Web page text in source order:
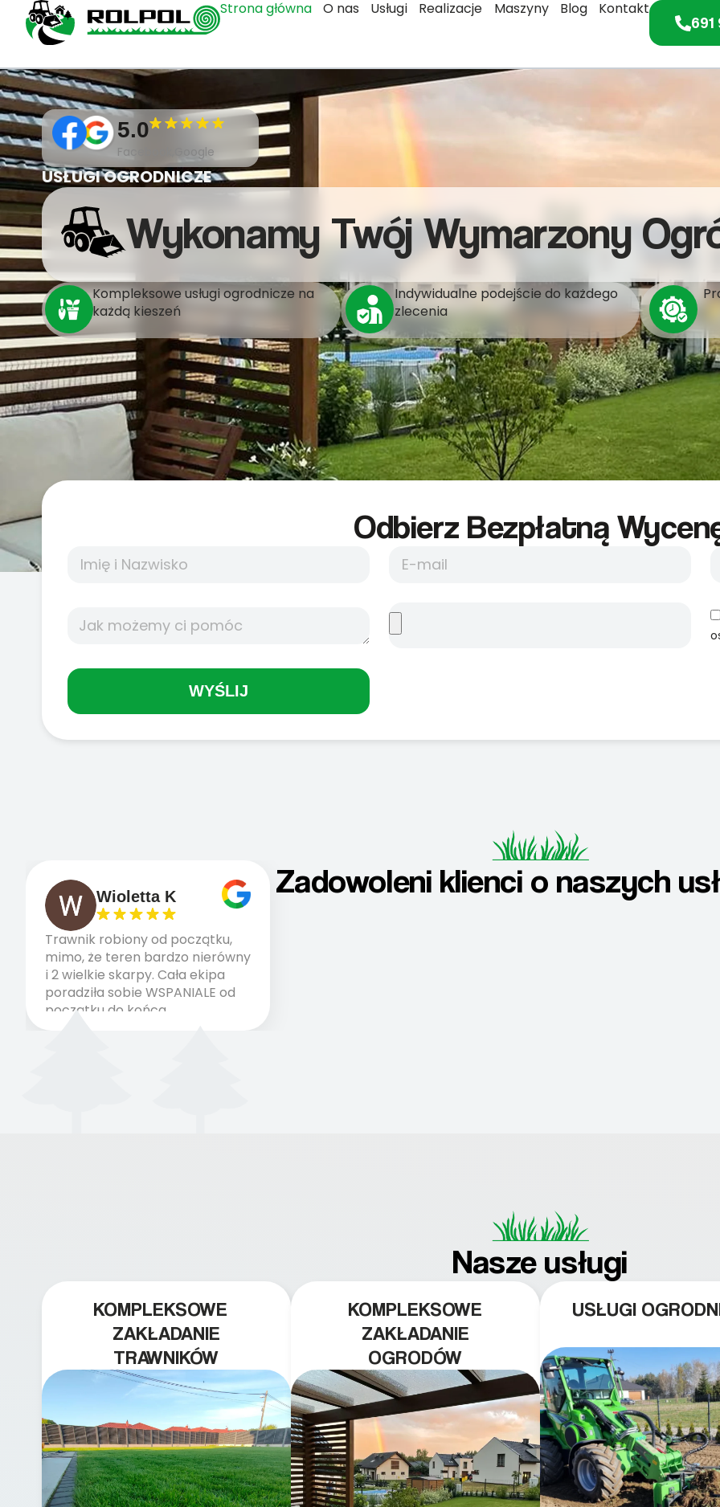
Strona główna O nas Usługi Realizacje Maszyny Blog Kontakt
691
5.0
Facebook,Google
USŁUGI OGRODNICZE
Wykonamy Twój Wymarzony
Kompleksowe usługi ogrodnicze na
każdą kieszeń
Indywidualne podejście do każdego
zlecenia
Odbierz Bezpłatną
WYŚLIJ
Zadowoleni klienci o naszych
Wioletta K
Trawnik robiony od początku,
mimo, że teren bardzo nierówny
i 2 wielkie skarpy. Cała ekipa
poradziła sobie WSPANIALE od
początku do końca,
profesionalny sprzęt, panowie
Nasze usługi
KOMPLEKSOWE
ZAKŁADANIE
TRAWNIKÓW
KOMPLEKSOWE
ZAKŁADANIE
OGRODÓW
USŁUGI